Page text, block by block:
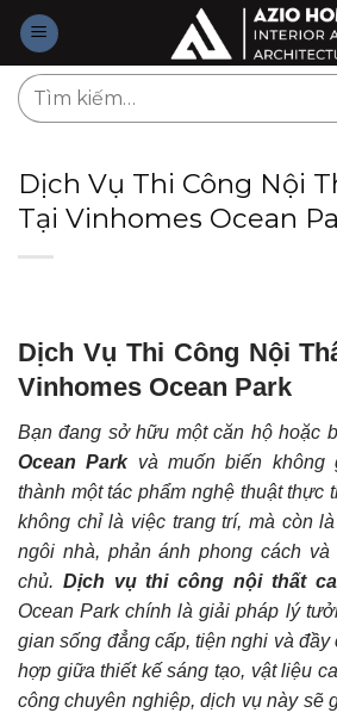
Skip
content
Tìm
kiếm:
Dịch Vụ Thi Công Nội
Tại Vinhomes Ocean
Dịch Vụ Thi Công Nội
Vinhomes Ocean Park
Bạn đang sở hữu một căn hộ hoặc
Ocean Parkvà muốn biến không
thành một tác phẩm nghệ thuật thực
không chỉ là việc trang trí, mà còn
ngôi nhà, phản ánh phong cách
chủ. Dịch vụ thi công nội thất
Ocean Park chính là giải pháp lý
gian sống đẳng cấp, tiện nghi và
hợp giữa thiết kế sáng tạo, vật liệu
công chuyên nghiệp, dịch vụ này sẽ